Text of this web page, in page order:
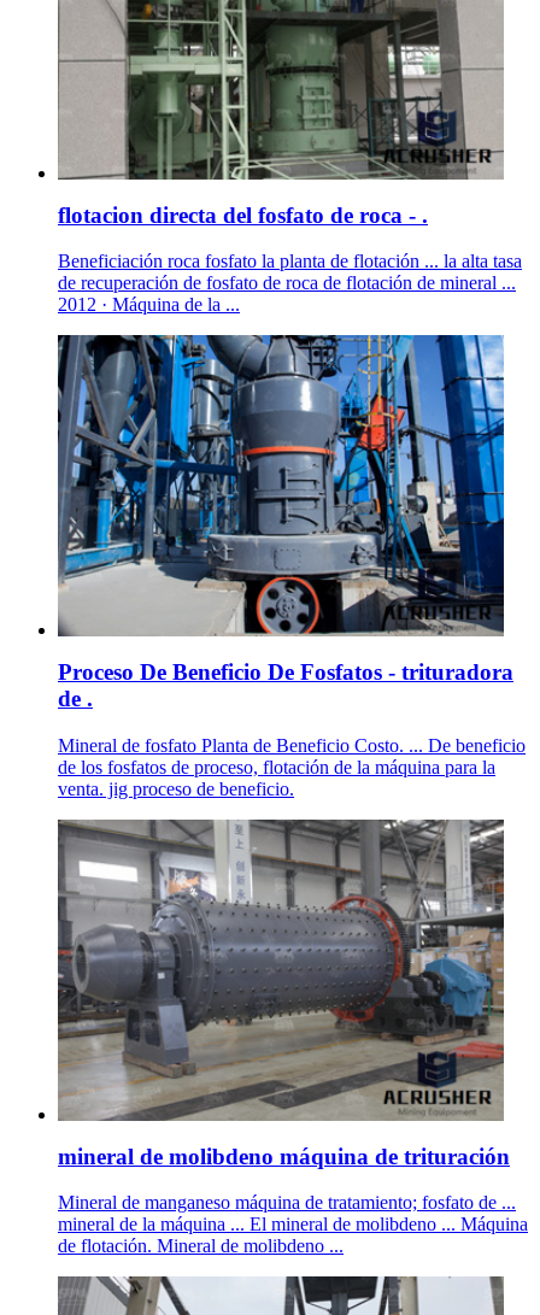
flotacion directa del fosfato de roca - .
Beneficiación roca fosfato la planta de flotación ... la alta tasa
de recuperación de fosfato de roca de flotación de mineral ...
2012 · Máquina de la ...
Proceso De Beneficio De Fosfatos - trituradora
de .
Mineral de fosfato Planta de Beneficio Costo. ... De beneficio
de los fosfatos de proceso, flotación de la máquina para la
venta. jig proceso de beneficio.
mineral de molibdeno máquina de trituración
Mineral de manganeso máquina de tratamiento; fosfato de ...
mineral de la máquina ... El mineral de molibdeno ... Máquina
de flotación. Mineral de molibdeno ...